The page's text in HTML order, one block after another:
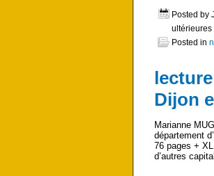
Posted by
ultérieures
Posted in
Dijon
Marianne
département
76 pages +
d’autres